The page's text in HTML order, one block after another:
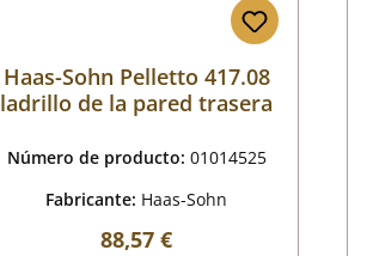
Haas-Sohn Pelletto 417.08
ladrillo de la pared trasera
Número de producto: 01014525
Fabricante: Haas-Sohn
Precio normal:
88,57 €